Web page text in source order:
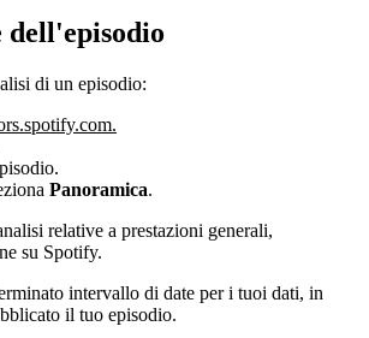
dell'episodio
di un episodio:
Panoramica.
relative a prestazioni generali,
su Spotify.
intervallo di date per i tuoi dati, in
il tuo episodio.